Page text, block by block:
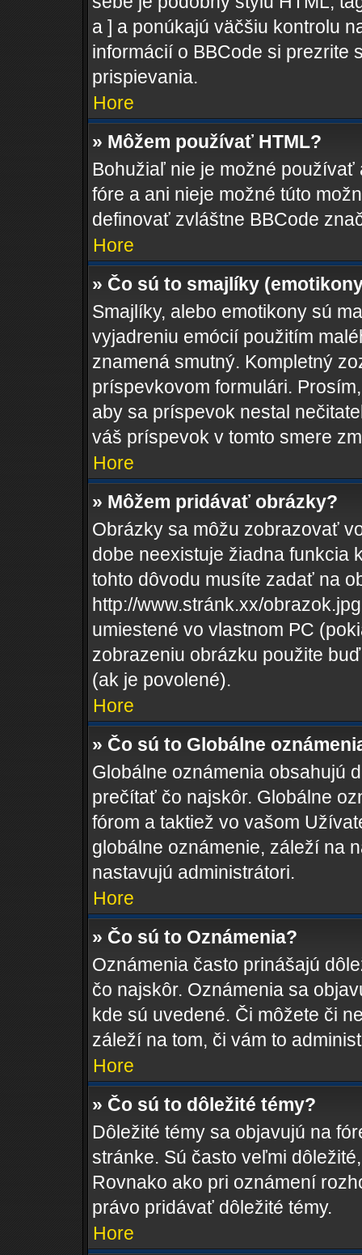
a ] a ponúkajú väčšiu kontrolu
informácií o BBCode si prezrite
prispievania.
Hore
» Môžem používať HTML?
Bohužiaľ nie je možné
fóre a ani nieje možné túto
definovať zvláštne BBCode
Hore
» Čo sú to smajlíky
Smajlíky, alebo emotikony sú
vyjadreniu emócií použitím
znamená smutný. Kompletný
príspevkovom formulári.
aby sa príspevok nestal
váš príspevok v tomto smere
Hore
» Môžem pridávať obrázky?
Obrázky sa môžu zobrazovať
dobe neexistuje žiadna funkcia
tohto dôvodu musíte zadať na
http://www.stránk.xx/
umiestené vo vlastnom PC
zobrazeniu obrázku použite
(ak je povolené).
Hore
» Čo sú to Globálne
Globálne oznámenia obsahujú
prečítať čo najskôr. Globálne
fórom a taktiež vo vašom
globálne oznámenie, záleží na
nastavujú administrátori.
Hore
» Čo sú to Oznámenia?
Oznámenia často prinášajú
čo najskôr. Oznámenia sa
kde sú uvedené. Či môžete či
záleží na tom, či vám to
Hore
» Čo sú to dôležité témy?
Dôležité témy sa objavujú na
stránke. Sú často veľmi
Rovnako ako pri oznámení
právo pridávať dôležité témy.
Hore